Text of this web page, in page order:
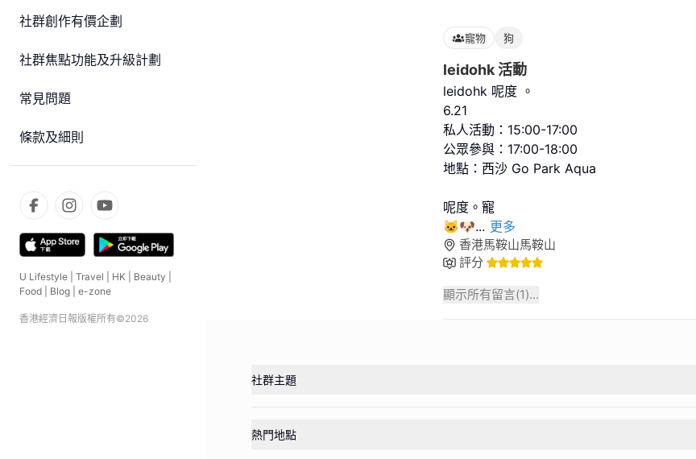
社群創作有價企劃
社群焦點功能及升級計劃
常見問題
條款及細則
U Lifestyle Travel HK Beauty
Food
Blog e-zone
香港經濟日報版權所有©2026
寵物 狗
leidohk 活動
leidohk 呢度 。
6.21
私人活動：15:00-17:00
公眾參與：17:00-18:00
地點：西沙 Go Park Aqua
呢度。寵
🐱🐶... 更多
香港馬鞍山馬鞍山
評分
顯示所有留言(1)...
社群主題
熱門地點